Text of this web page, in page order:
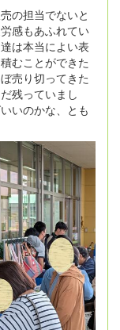
の担当でないと
感もあふれてい
は本当によい表
むことができた
売り切ってきた
残っていまし
いのかな、とも